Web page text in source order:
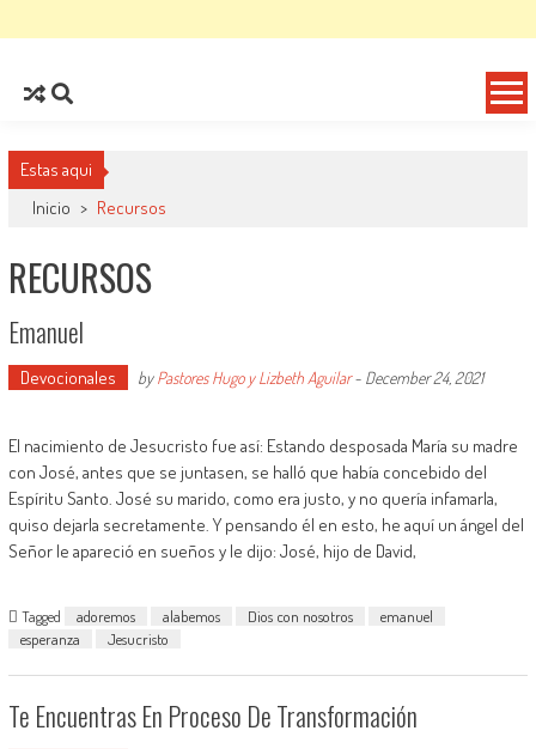
Estas aqui
Inicio > Recursos
RECURSOS
Emanuel
Devocionales byPastores Hugo y Lizbeth Aguilar- December 24, 2021
El nacimiento de Jesucristo fue así: Estando desposada María su madre
con José, antes que se juntasen, se halló que había concebido del
Espíritu Santo. José su marido, como era justo, y no quería infamarla,
quiso dejarla secretamente. Y pensando él en esto, he aquí un ángel del
Señor le apareció en sueños y le dijo: José, hijo de David,
Tagged adoremos alabemos Dios con nosotros
emanuel
esperanza
Jesucristo
Te Encuentras En Proceso De Transformación